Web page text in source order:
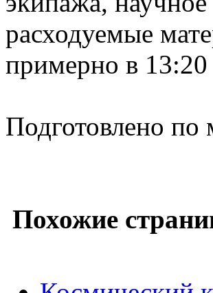
расходуемые
примерно в
Подготовлено по
Похожие